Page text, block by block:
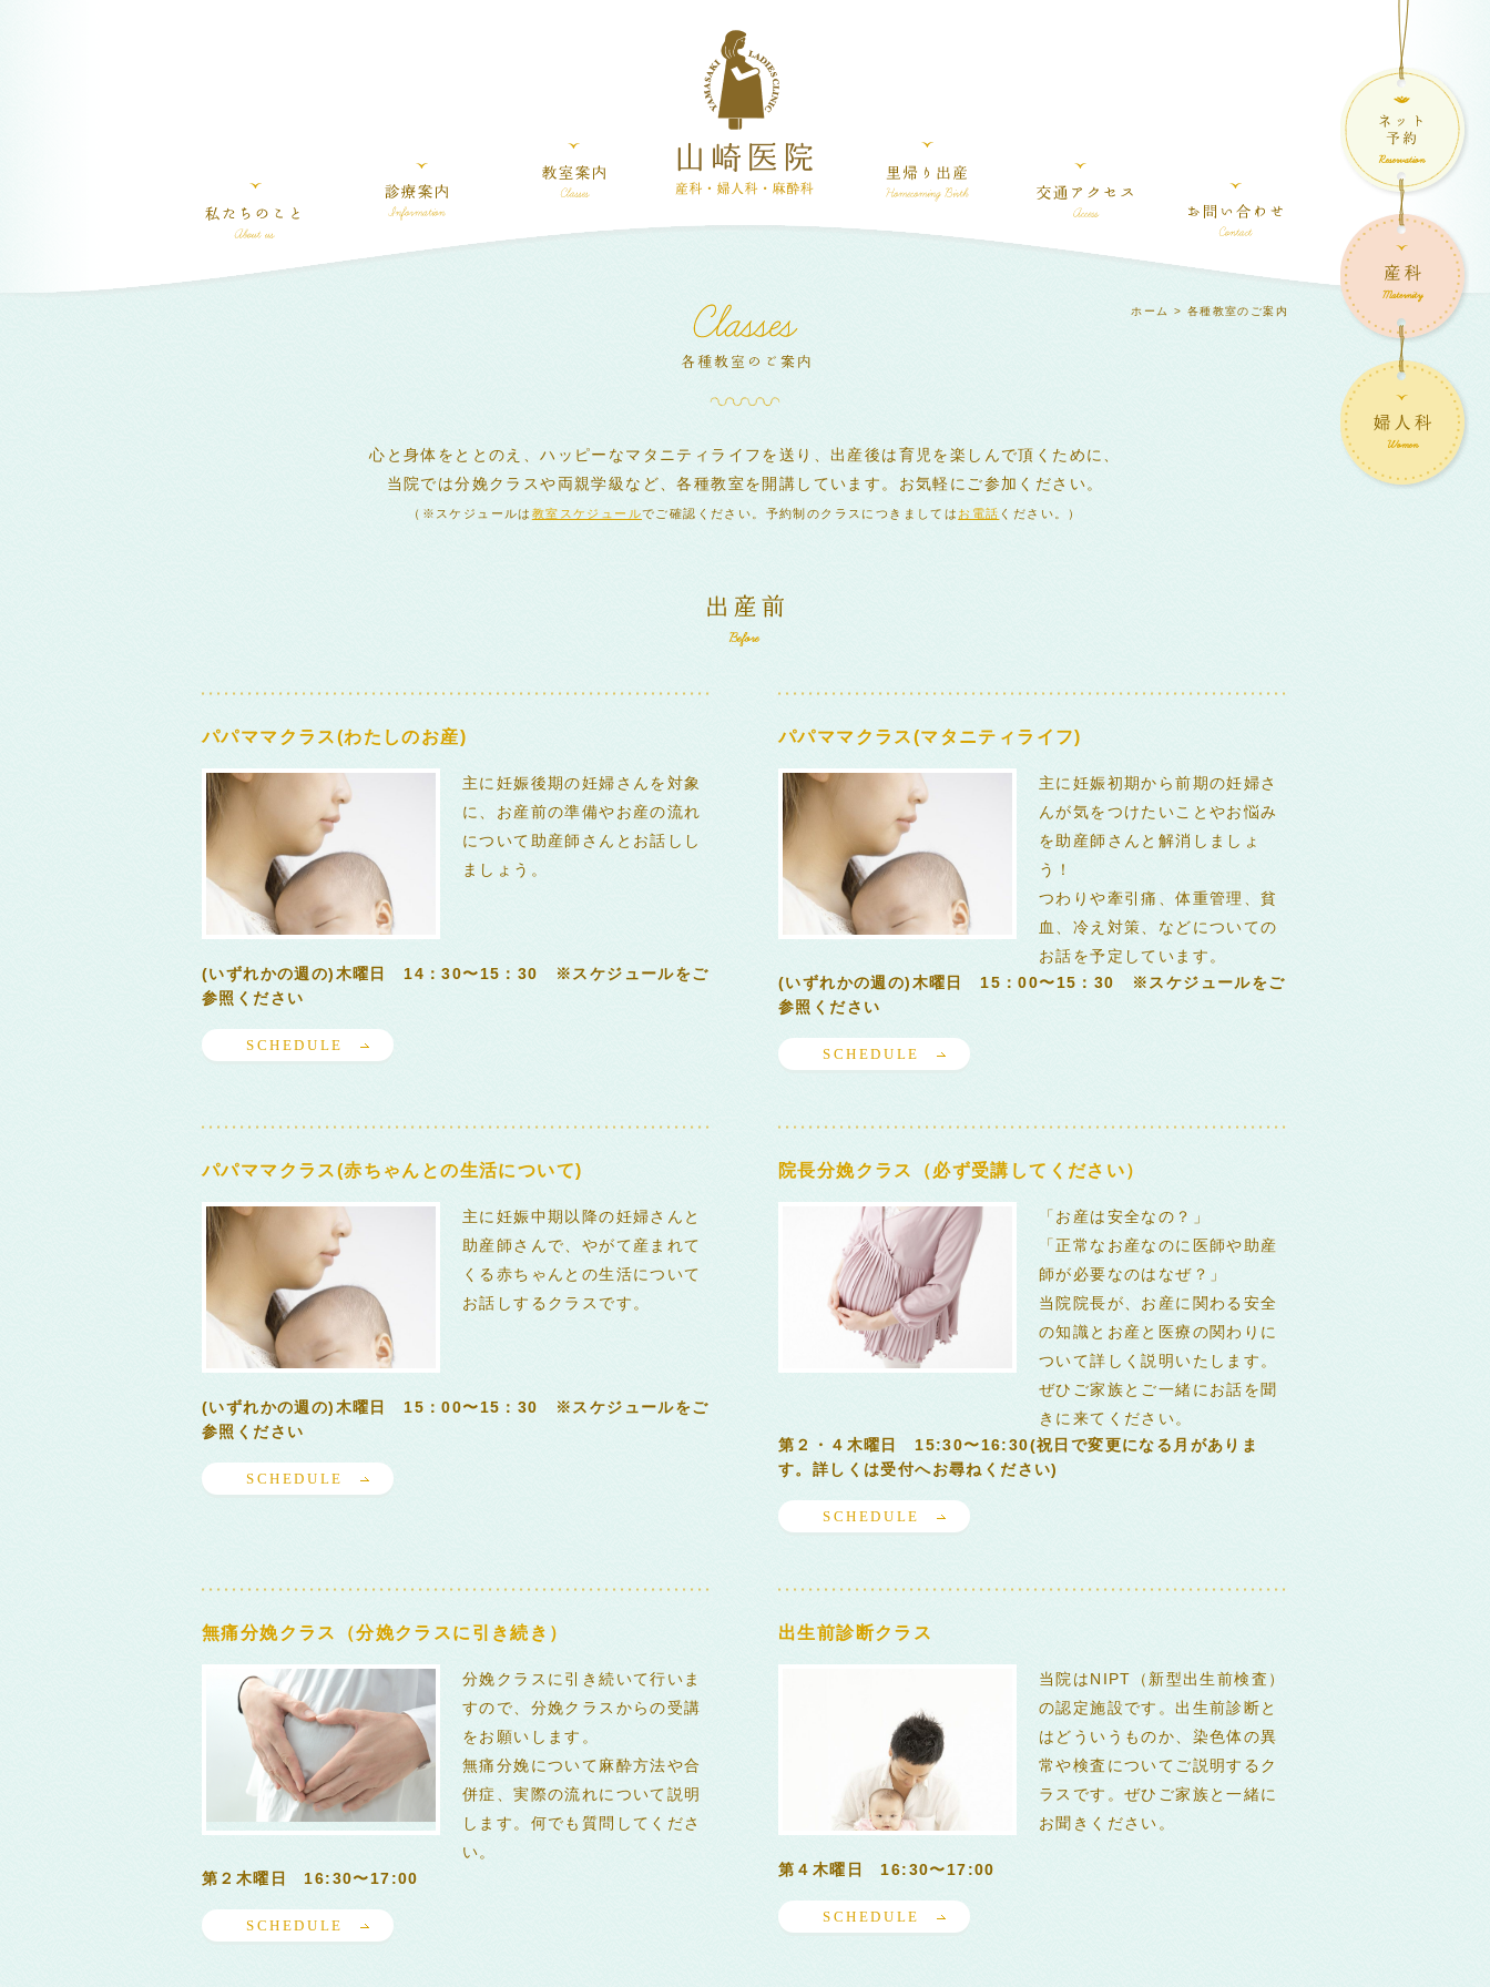
ホーム > 各種教室のご案内
心と身体をととのえ、ハッピーなマタニティライフを送り、出産後は育児を楽しんで頂くために、
当院では分娩クラスや両親学級など、各種教室を開講しています。お気軽にご参加ください。
（※スケジュールは 教室スケジュールでご確認ください。予約制のクラスにつきましては お電話 ください。）
パパママクラス(わたしのお産)
主に妊娠後期の妊婦さんを対象
に、お産前の準備やお産の流れ
について助産師さんとお話しし
ましょう。
(いずれかの週の)木曜日 14：30〜15：30 ※スケジュールをご
参照ください
SCHEDULE
パパママクラス(マタニティライフ)
主に妊娠初期から前期の妊婦さ
んが気をつけたいことやお悩み
を助産師さんと解消しましょ
う！
つわりや牽引痛、体重管理、貧
血、冷え対策、などについての
お話を予定しています。
(いずれかの週の)木曜日 15：00〜15：30 ※スケジュールをご
参照ください
SCHEDULE
パパママクラス(赤ちゃんとの生活について)
主に妊娠中期以降の妊婦さんと
助産師さんで、やがて産まれて
くる赤ちゃんとの生活について
お話しするクラスです。
(いずれかの週の)木曜日 15：00〜15：30 ※スケジュールをご
参照ください
SCHEDULE
院長分娩クラス（必ず受講してください）
「お産は安全なの？」
「正常なお産なのに医師や助産
師が必要なのはなぜ？」
当院院長が、お産に関わる安全
の知識とお産と医療の関わりに
ついて詳しく説明いたします。
ぜひご家族とご一緒にお話を聞
きに来てください。
第２・４木曜日 15:30〜16:30(祝日で変更になる月がありま
す。詳しくは受付へお尋ねください)
SCHEDULE
無痛分娩クラス（分娩クラスに引き続き）
分娩クラスに引き続いて行いま
すので、分娩クラスからの受講
をお願いします。
無痛分娩について麻酔方法や合
併症、実際の流れについて説明
します。何でも質問してくださ
い。
第２木曜日 16:30〜17:00
SCHEDULE
出生前診断クラス
当院はNIPT（新型出生前検査）
の認定施設です。出生前診断と
はどういうものか、染色体の異
常や検査についてご説明するク
ラスです。ぜひご家族と一緒に
お聞きください。
第４木曜日 16:30〜17:00
SCHEDULE